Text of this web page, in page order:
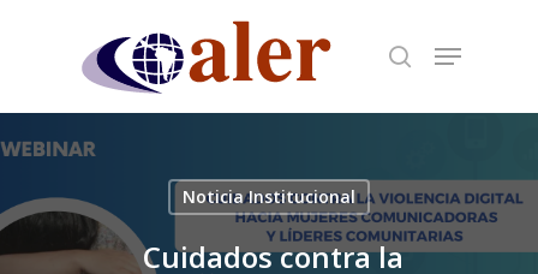
content
Noticia Institucional
Cuidados contra la